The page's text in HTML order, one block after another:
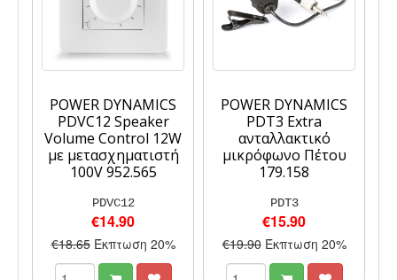
POWER DYNAMICS
PDVC12 Speaker
Volume Control 12W
με μετασχηματιστή
100V 952.565
PDVC12
€14.90
€18.65 Έκπτωση 20%
POWER DYNAMICS
PDT3 Extra
ανταλλακτικό
μικρόφωνο Πέτου
179.158
PDT3
€15.90
€19.90 Έκπτωση 20%